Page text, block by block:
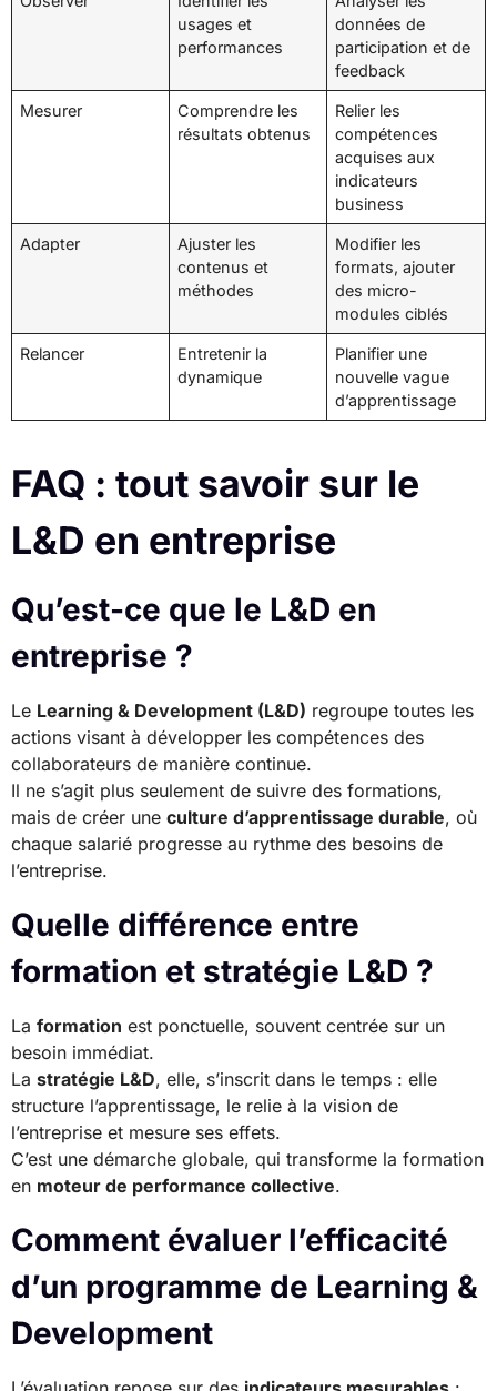
usages et
performances
données de
participation et de
feedback
Mesurer
Comprendre les
résultats obtenus
Relier les
compétences
acquises aux
indicateurs
business
Adapter
Ajuster les
contenus et
méthodes
Modifier les
formats, ajouter
des micro-
modules ciblés
Relancer
Entretenir la
dynamique
Planifier une
nouvelle vague
d’apprentissage
FAQ : tout savoir sur le
L&D en entreprise
Qu’est-ce que le L&D en
entreprise ?
Le Learning & Development (L&D) regroupe toutes les
actions visant à développer les compétences des
collaborateurs de manière continue.
Il ne s’agit plus seulement de suivre des formations,
mais de créer une culture d’apprentissage durable, où
chaque salarié progresse au rythme des besoins de
l’entreprise.
Quelle différence entre
formation et stratégie L&D ?
La formation est ponctuelle, souvent centrée sur un
besoin immédiat.
La stratégie L&D, elle, s’inscrit dans le temps : elle
structure l’apprentissage, le relie à la vision de
l’entreprise et mesure ses effets.
C’est une démarche globale, qui transforme la formation
en moteur de performance collective.
Comment évaluer l’efficacité
d’un programme de Learning &
Development